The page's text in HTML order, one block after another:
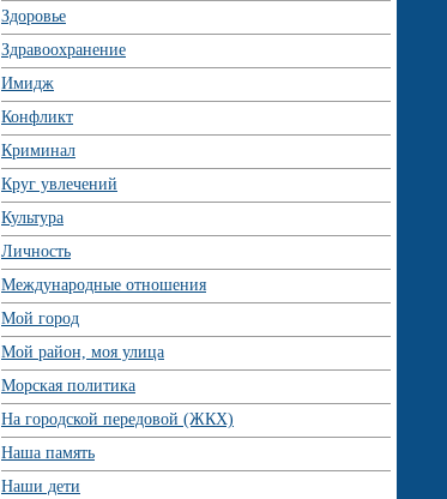
Здоровье
Здравоохранение
Имидж
Конфликт
Криминал
Круг увлечений
Культура
Личность
Международные отношения
Мой город
Мой район, моя улица
Морская политика
На городской передовой (ЖКХ)
Наша память
Наши дети